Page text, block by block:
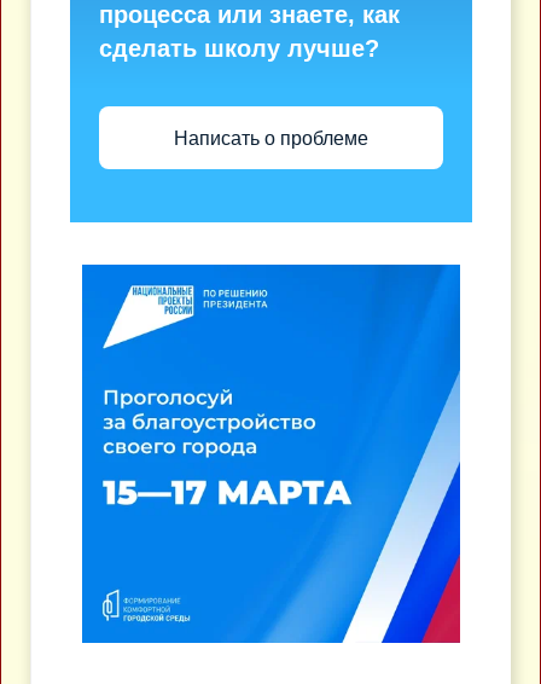
процесса или знаете, как
сделать школу лучше?
Написать о проблеме